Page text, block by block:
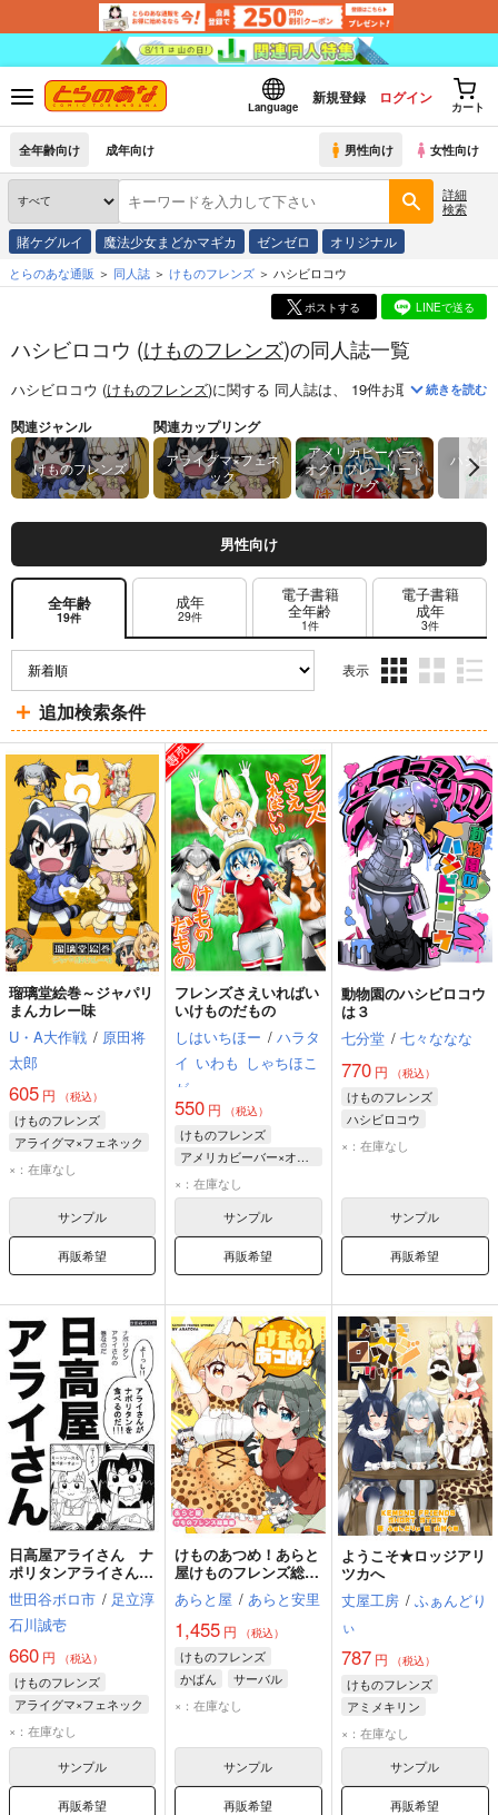
Language
新規登録 ログイン
カート
全年齢向け 成年向け 男性向け 女性向け
詳細
検索
賭ケグルイ 魔法少女まどかマギカ ゼンゼロ オリジナル
とらのあな通販 同人誌 けものフレンズ ハシビロコウ
ポストする LINEで送る
ハシビロコウ (けものフレンズ)の同人誌一覧
ハシビロコウ (けものフレンズ)に関する 同人誌は、 19件お取り扱いがご
続きを読む
関連ジャンル
けものフレンズ
関連カップリング
アライグマ×フェネ
ック
アメリカビーバー×
オグロプレーリード
ッグ
ハシビ
男性向け
全年齢
19件
成年
29件
電子書籍
全年齢
1件
電子書籍
成年
3件
表示
ム
表
示
ム
表
示
ム
表
示
追加検索条件
瑠璃堂絵巻～ジャパリ
まんカレー味
U・A大作戦 / 原田将
太郎
605 円 （税込）
けものフレンズ
アライグマ×フェネック
アライグマ
ハシビロコウ
×：在庫なし
サンプル
再販希望
フレンズさえいればい
いけものだもの
しはいちほー / ハラタ
イ いわも しゃちほこ
が
550 円 （税込）
けものフレンズ
アメリカビーバー×オグロプレーリードッグ
アメリカビーバー
オグロプレーリードッグ
ハシビロコウ
×：在庫なし
サンプル
再販希望
動物園のハシビロコウ
は３
七分堂 / 七々ななな
770円 （税込）
けものフレンズ
ハシビロコウ
×：在庫なし
サンプル
再販希望
日高屋アライさん ナ
ポリタンアライさんの
巻
世田谷ボロ市 / 足立淳
石川誠壱
660 円 （税込）
けものフレンズ
アライグマ×フェネック
アライグマ
フェネック
ハシビロコウ
×：在庫なし
サンプル
再販希望
けものあつめ！あらと
屋けものフレンズ総集
編
あらと屋 / あらと安里
1,455 円 （税込）
けものフレンズ
かばん
サーバル
ハシビロコウ
×：在庫なし
サンプル
再販希望
ようこそ★ロッジアリ
ツカへ
丈屋工房 / ふぁんどり
ぃ
787円 （税込）
けものフレンズ
アミメキリン
タイリクオオカミ
ハシビロコウ
×：在庫なし
サンプル
再販希望